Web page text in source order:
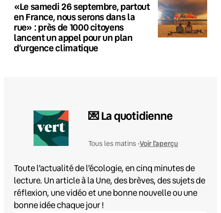
«Le samedi 26 septembre, partout
en France, nous serons dans la
rue» : près de 1000 citoyens
lancent un appel pour un plan
d’urgence climatique
💌 La quotidienne
Tous les matins •Voir l'aperçu
Toute l’actualité de l’écologie, en cinq minutes de
lecture. Un article à la Une, des brèves, des sujets de
réflexion, une vidéo et une bonne nouvelle ou une
bonne idée chaque jour !